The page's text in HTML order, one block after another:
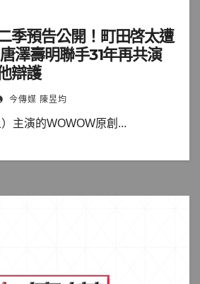
季預告公開！町田啓太遭
澤壽明聯手31年再共演
辯護
今傳媒 陳昱均
主演的WOWOW原創...